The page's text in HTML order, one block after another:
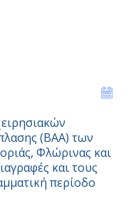
(ΒΑΑ) των
Φλώρινας και
και τους
περίοδο